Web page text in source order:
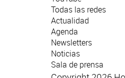
Todas las redes
Actualidad
Agenda
Newsletters
Noticias
Sala de prensa